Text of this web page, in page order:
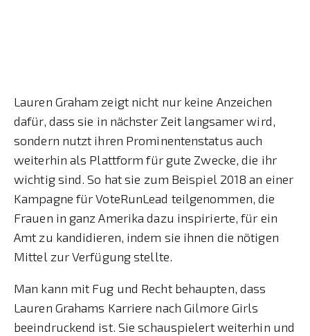
Lauren Graham zeigt nicht nur keine Anzeichen
dafür, dass sie in nächster Zeit langsamer wird,
sondern nutzt ihren Prominentenstatus auch
weiterhin als Plattform für gute Zwecke, die ihr
wichtig sind. So hat sie zum Beispiel 2018 an einer
Kampagne für VoteRunLead teilgenommen, die
Frauen in ganz Amerika dazu inspirierte, für ein
Amt zu kandidieren, indem sie ihnen die nötigen
Mittel zur Verfügung stellte.
Man kann mit Fug und Recht behaupten, dass
Lauren Grahams Karriere nach Gilmore Girls
beeindruckend ist. Sie schauspielert weiterhin und